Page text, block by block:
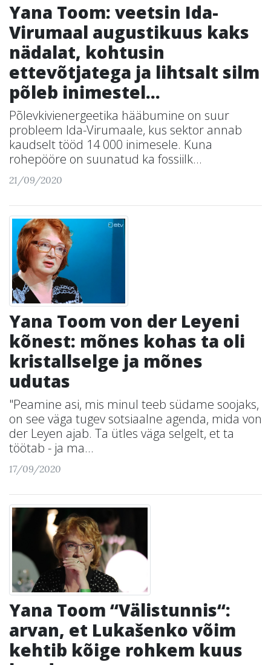
Yana Toom: veetsin Ida-
Virumaal augustikuus kaks
nädalat, kohtusin
ettevõtjatega ja lihtsalt silm
põleb inimestel...
Põlevkivienergeetika hääbumine on suur
probleem Ida-Virumaale, kus sektor annab
kaudselt tööd 14 000 inimesele. Kuna
rohepööre on suunatud ka fossiilk...
21/09/2020
Yana Toom von der Leyeni
kõnest: mõnes kohas ta oli
kristallselge ja mõnes
udutas
"Peamine asi, mis minul teeb südame soojaks,
on see väga tugev sotsiaalne agenda, mida von
der Leyen ajab. Ta ütles väga selgelt, et ta
töötab - ja ma...
17/09/2020
Yana Toom “Välistunnis“:
arvan, et Lukašenko võim
kehtib kõige rohkem kuus